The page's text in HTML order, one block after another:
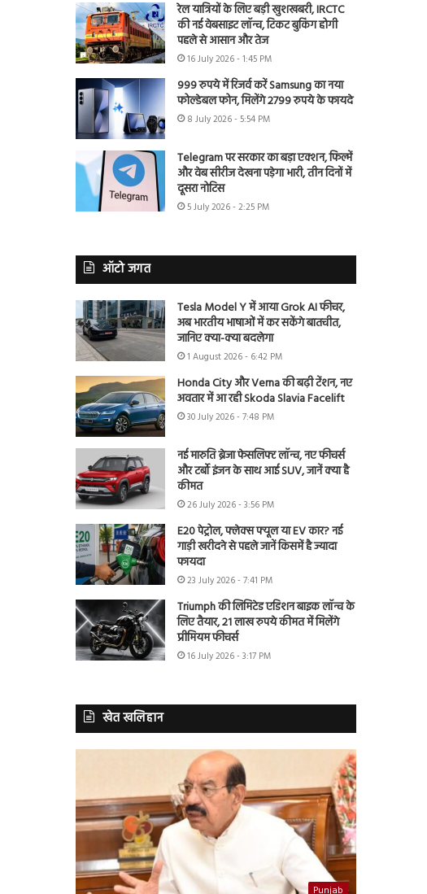
रेल यात्रियों के लिए बड़ी खुशखबरी, IRCTC
की नई वेबसाइट लॉन्च, टिकट बुकिंग होगी
पहले से आसान और तेज
16 July 2026 - 1:45 PM
999 रुपये में रिजर्व करें Samsung का नया
फोल्डेबल फोन, मिलेंगे 2799 रुपये के फायदे
8 July 2026 - 5:54 PM
Telegram पर सरकार का बड़ा एक्शन, फिल्में
और वेब सीरीज देखना पड़ेगा भारी, तीन दिनों में
दूसरा नोटिस
5 July 2026 - 2:25 PM
ऑटो जगत
Tesla Model Y में आया Grok AI फीचर,
अब भारतीय भाषाओं में कर सकेंगे बातचीत,
जानिए क्या-क्या बदलेगा
1 August 2026 - 6:42 PM
Honda City और Verna की बढ़ी टेंशन, नए
अवतार में आ रही Skoda Slavia Facelift
30 July 2026 - 7:48 PM
नई मारुति ब्रेजा फेसलिफ्ट लॉन्च, नए फीचर्स
और टर्बो इंजन के साथ आई SUV, जानें क्या है
कीमत
26 July 2026 - 3:56 PM
E20 पेट्रोल, फ्लेक्स फ्यूल या EV कार? नई
गाड़ी खरीदने से पहले जानें किसमें है ज्यादा
फायदा
23 July 2026 - 7:41 PM
Triumph की लिमिटेड एडिशन बाइक लॉन्च के
लिए तैयार, 21 लाख रुपये कीमत में मिलेंगे
प्रीमियम फीचर्स
16 July 2026 - 3:17 PM
खेत खलिहान
Punjab